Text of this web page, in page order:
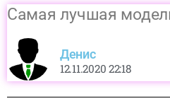
Самая лучшая
Денис
12.11.2020 22:18